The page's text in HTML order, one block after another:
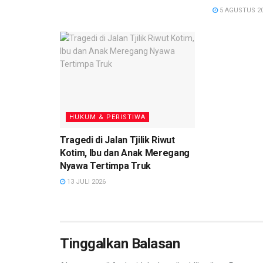
5 AGUSTUS
HUKUM & PERISTIWA
Tragedi di Jalan Tjilik Riwut
Kotim, Ibu dan Anak Meregang
Nyawa Tertimpa Truk
13 JULI 2026
Tinggalkan Balasan